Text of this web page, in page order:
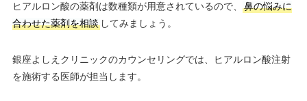
ヒアルロン酸の薬剤は数種類が用意されているので、
鼻の悩みに
合わせた薬剤を相談してみましょう。
銀座よしえクリニックのカウンセリングでは、ヒアルロン酸注射
を施術する医師が担当します。